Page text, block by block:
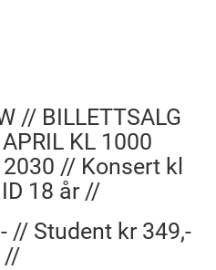
// BILLETTSALG
KL 1000
// Konsert kl
18 år //
// Student kr 349,-
//